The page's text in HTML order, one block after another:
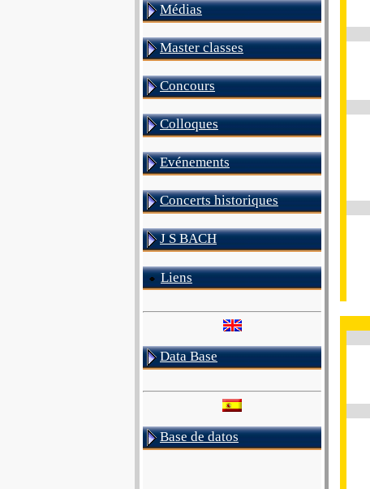
Médias
Master classes
Concours
Colloques
Evénements
Concerts historiques
J S BACH
Liens
Data Base
Base de datos